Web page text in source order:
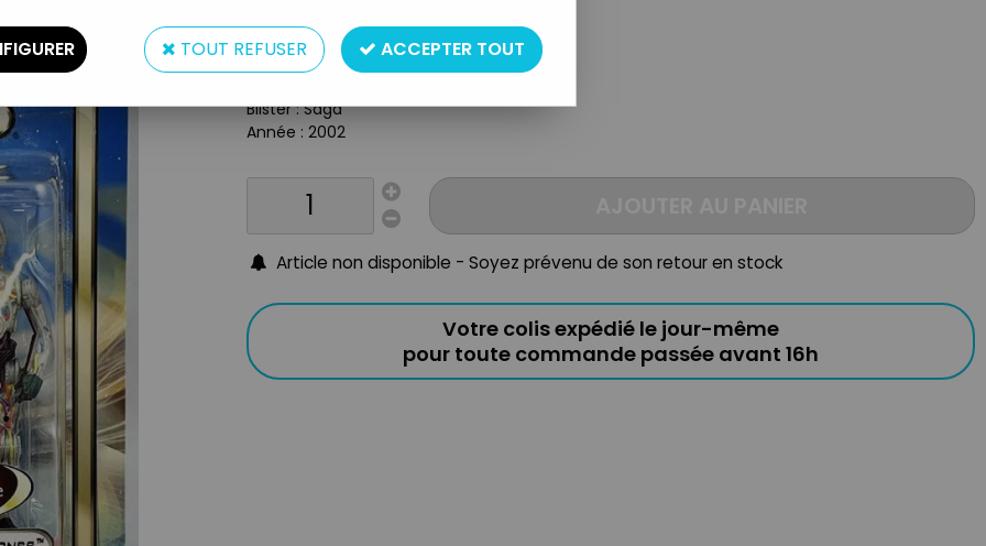
Type : Figurine Articulée
Accessoires : Parties amovibles
Blister : Saga
Année : 2002
Article non disponible - Soyez prévenu de son retour en stock
Votre colis expédié le jour-même
pour toute commande passée avant 16h
TOUT REFUSER ACCEPTER TOUT